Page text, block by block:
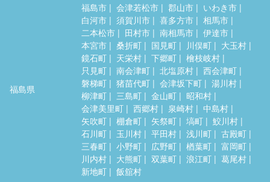
福島県
福島市 会津若松市 郡山市
いわき市
白河市
須賀川市 喜多方市
相馬市
二本松市
田村市 南相馬市
伊達市
本宮市
桑折町 国見町 川俣町
大玉村
鏡石町
天栄村 下郷町
檜枝岐村
只見町
南会津町 北塩原村
西会津町
磐梯町
猪苗代町 会津坂下町
湯川村
柳津町
三島町 金山町
昭和村
会津美里町
西郷村 泉崎村
中島村
矢吹町
棚倉町 矢祭町 塙町
鮫川村
石川町
玉川村 平田村 浅川町
古殿町
三春町
小野町 広野町 楢葉町
富岡町
川内村
大熊町 双葉町 浪江町
葛尾村
新地町
飯舘村